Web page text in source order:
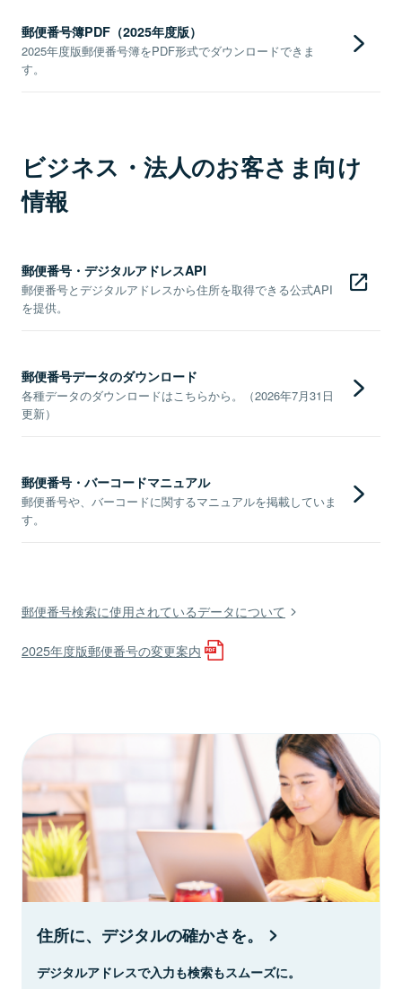
郵便番号簿PDF（2025年度版）
2025年度版郵便番号簿をPDF形式でダウンロードできま
す。
ビジネス・法人のお客さま向け
情報
郵便番号・デジタルアドレスAPI
郵便番号とデジタルアドレスから住所を取得できる公式API
を提供。
郵便番号データのダウンロード
各種データのダウンロードはこちらから。（2026年7月31日
更新）
郵便番号・バーコードマニュアル
郵便番号や、バーコードに関するマニュアルを掲載していま
す。
郵便番号検索に使用されているデータについて
2025年度版郵便番号の変更案内
住所に、デジタルの確かさを。
デジタルアドレスで入力も検索もスムーズに。